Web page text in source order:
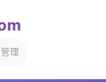
管理